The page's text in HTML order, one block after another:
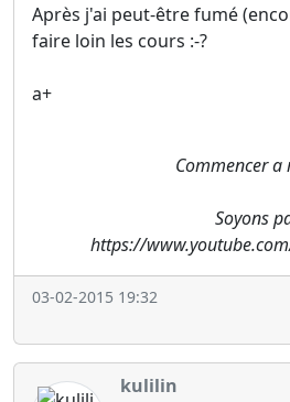
Après j'ai peut-être fumé
faire loin les cours :-?
a+
Commencer a
Soyons
https://
03-02-2015 19:32
kulilin